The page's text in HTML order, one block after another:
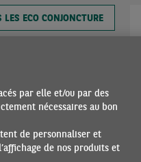
LES ECO CONJONCTURE
par elle et/ou par des
nécessaires au bon
de personnaliser et
de nos produits et